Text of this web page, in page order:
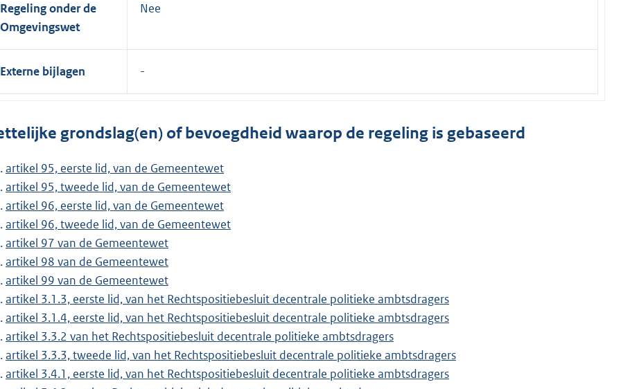
Regeling onder de
Omgevingswet
Nee
Externe bijlagen
grondslag(en) of bevoegdheid waarop de regeling is gebaseerd
artikel 95, eerste lid, van de Gemeentewet
artikel 95, tweede lid, van de Gemeentewet
artikel 96, eerste lid, van de Gemeentewet
artikel 96, tweede lid, van de Gemeentewet
artikel 97 van de Gemeentewet
artikel 98 van de Gemeentewet
artikel 99 van de Gemeentewet
artikel 3.1.3, eerste lid, van het Rechtspositiebesluit decentrale politieke ambtsdragers
artikel 3.1.4, eerste lid, van het Rechtspositiebesluit decentrale politieke ambtsdragers
artikel 3.3.2 van het Rechtspositiebesluit decentrale politieke ambtsdragers
artikel 3.3.3, tweede lid, van het Rechtspositiebesluit decentrale politieke ambtsdragers
artikel 3.4.1, eerste lid, van het Rechtspositiebesluit decentrale politieke ambtsdragers